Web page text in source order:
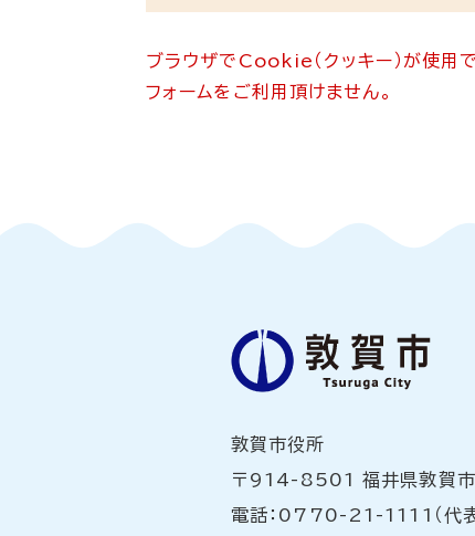
ブラウザでCookie（クッキー）が使用
フォームをご利用頂けません。
敦賀市役所
〒914-8501 福井県敦賀
電話：0770-21-1111（代表